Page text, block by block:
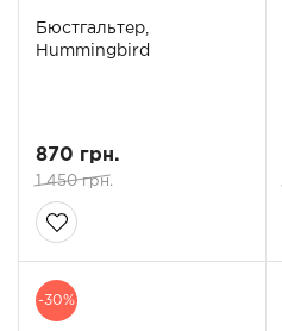
Бюстгальтер,
Hummingbird
870 грн.
1 450 грн.
-30%